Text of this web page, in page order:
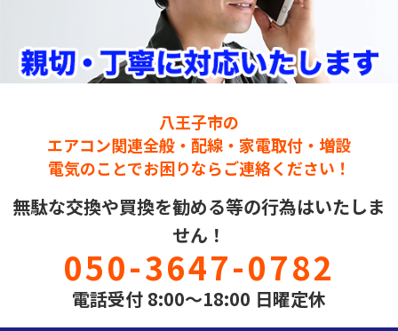
八王子市の
エアコン関連全般・配線・家電取付・増設
電気のことでお困りならご連絡ください！
無駄な交換や買換を勧める等の行為はいたしま
せん！
050-3647-0782
電話受付 8:00～18:00 日曜定休